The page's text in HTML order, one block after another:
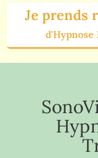
Je prends